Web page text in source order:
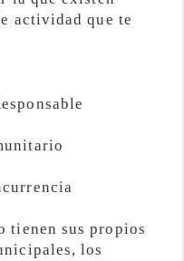
actividad que te
tienen sus propios
los